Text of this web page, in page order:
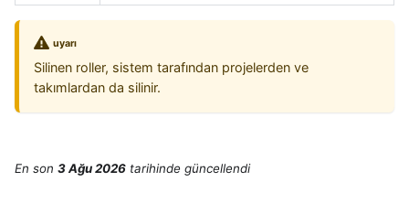
uyarı
Silinen roller, sistem tarafından projelerden ve
takımlardan da silinir.
En son 3 Ağu 2026 tarihinde güncellendi